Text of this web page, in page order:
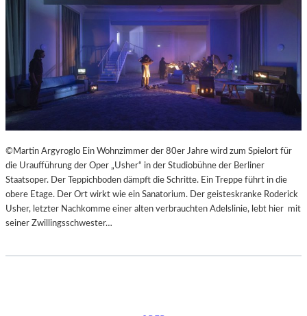
©Martin Argyroglo Ein Wohnzimmer der 80er Jahre wird zum Spielort für
die Uraufführung der Oper „Usher“ in der Studiobühne der Berliner
Staatsoper. Der Teppichboden dämpft die Schritte. Ein Treppe führt in die
obere Etage. Der Ort wirkt wie ein Sanatorium. Der geisteskranke Roderick
Usher, letzter Nachkomme einer alten verbrauchten Adelslinie, lebt hier mit
seiner Zwillingsschwester…